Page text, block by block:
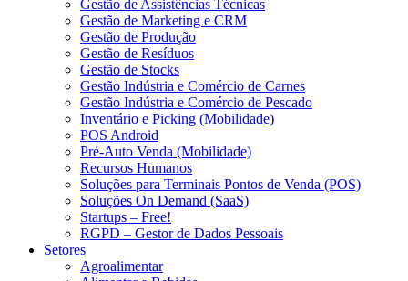
Gestão de Assistências Técnicas
Gestão de Marketing e CRM
Gestão de Produção
Gestão de Resíduos
Gestão de Stocks
Gestão Indústria e Comércio de Carnes
Gestão Indústria e Comércio de Pescado
Inventário e Picking (Mobilidade)
POS Android
Pré-Auto Venda (Mobilidade)
Recursos Humanos
Soluções para Terminais Pontos de Venda (POS)
Soluções On Demand (SaaS)
Startups – Free!
RGPD – Gestor de Dados Pessoais
Setores
Agroalimentar